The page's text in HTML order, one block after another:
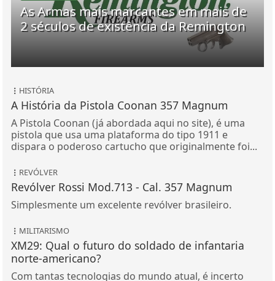
As Armas mais marcantes em mais de
2 séculos de existência da Remington
HISTÓRIA
A História da Pistola Coonan 357 Magnum
A Pistola Coonan (já abordada aqui no site), é uma
pistola que usa uma plataforma do tipo 1911 e
dispara o poderoso cartucho que originalmente foi...
REVÓLVER
Revólver Rossi Mod.713 - Cal. 357 Magnum
Simplesmente um excelente revólver brasileiro.
MILITARISMO
XM29: Qual o futuro do soldado de infantaria
norte-americano?
Com tantas tecnologias do mundo atual, é incerto